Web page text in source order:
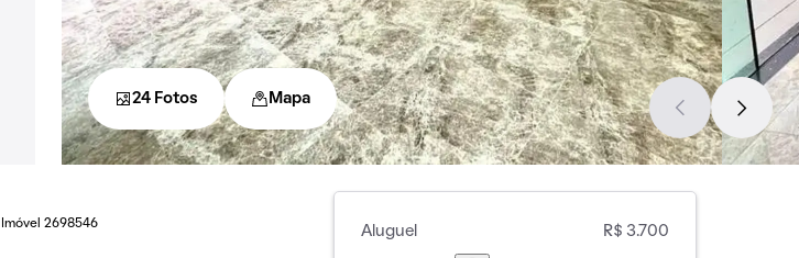
24 Fotos Mapa
Imóvel 2698546 Aluguel R$ 3.700